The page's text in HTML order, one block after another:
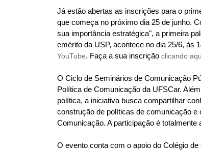
á
a
q
u
i
Já estão abertas as inscrições para o
que começa no próximo dia 25 de junho.
sua importância estratégica", a primeira
emérito da USP, acontece no dia 25/6, às
YouTube. Faça a sua inscrição clicando
O Ciclo de Seminários de Comunicação
Política de Comunicação da UFSCar.
política, a iniciativa busca compartilhar
construção de políticas de comunicação e
Comunicação. A participação é totalmente
O evento conta com o apoio do Colégio